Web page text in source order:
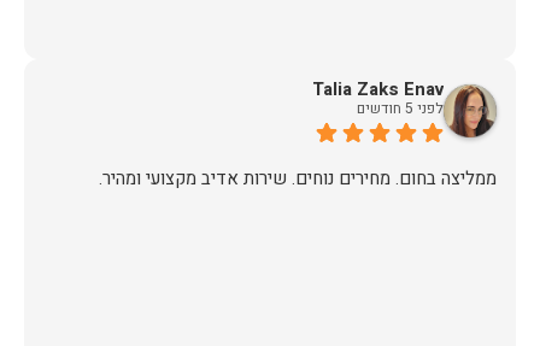
Talia Zaks Enav
לפני 5 חודשים
ממליצה בחום. מחירים נוחים. שירות אדיב מקצועי ומהיר.